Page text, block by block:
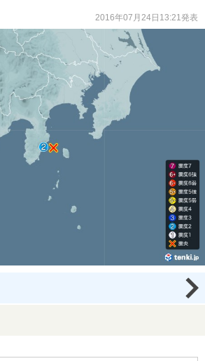
2016年07月24日13:21発表